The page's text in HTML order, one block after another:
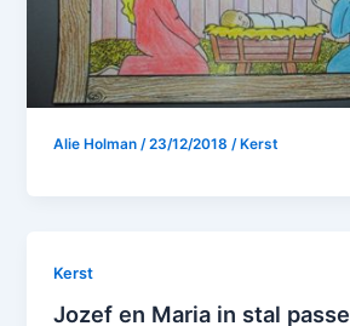
Alie Holman/23/12/2018/ Kerst
Kerst
Jozef en Maria in stal